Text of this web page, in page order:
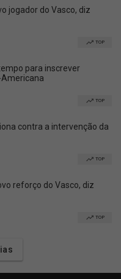
jogador do Vasco, diz
TOP
para inscrever
TOP
contra a intervenção da
TOP
reforço do Vasco, diz
TOP